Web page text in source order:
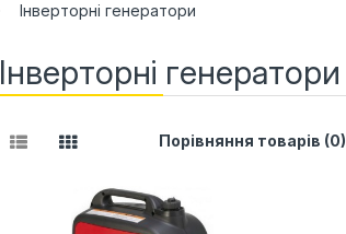
Інверторні генератори
Інверторні генератори
Порівняння товарів (0)